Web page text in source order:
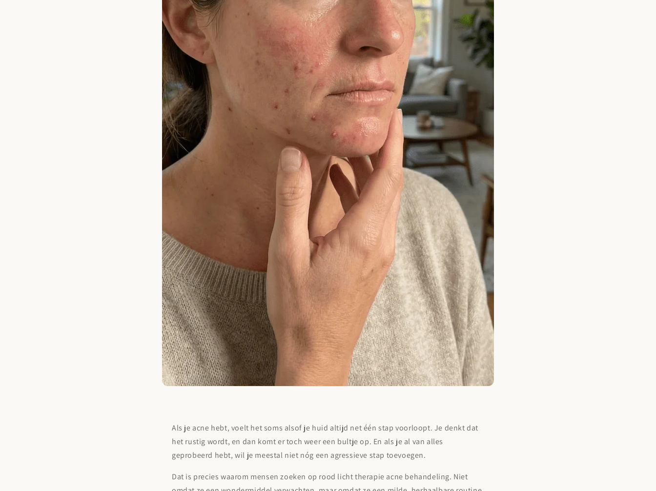
Als je acne hebt, voelt het soms alsof je huid altijd net één stap voorloopt. Je denkt dat
het rustig wordt, en dan komt er toch weer een bultje op. En als je al van alles
geprobeerd hebt, wil je meestal niet nóg een agressieve stap toevoegen.
Dat is precies waarom mensen zoeken op rood licht therapie acne behandeling. Niet